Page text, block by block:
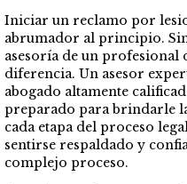
Iniciar un reclamo por
abrumador al principio.
asesoría de un profesional
diferencia. Un asesor
abogado altamente
preparado para brindarle
cada etapa del proceso
sentirse respaldado y
complejo proceso.